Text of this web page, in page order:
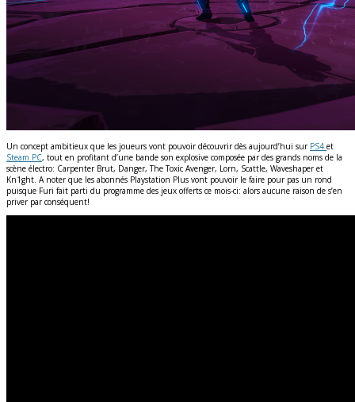
Un concept ambitieux que les joueurs vont pouvoir découvrir dès aujourd’hui sur PS4 et
Steam PC, tout en profitant d’une bande son explosive composée par des grands noms de la
scène électro: Carpenter Brut, Danger, The Toxic Avenger, Lorn, Scattle, Waveshaper et
Kn1ght. A noter que les abonnés Playstation Plus vont pouvoir le faire pour pas un rond
puisque Furi fait parti du programme des jeux offerts ce mois-ci: alors aucune raison de s’en
priver par conséquent!